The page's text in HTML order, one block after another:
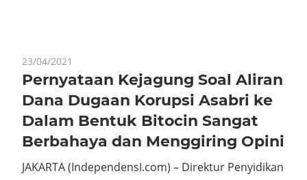
23/04/2021
Pernyataan Kejagung Soal Aliran
Dana Dugaan Korupsi Asabri ke
Dalam Bentuk Bitocin Sangat
Berbahaya dan Menggiring Opini
JAKARTA (IndependensI.com) – Direktur Penyidikan